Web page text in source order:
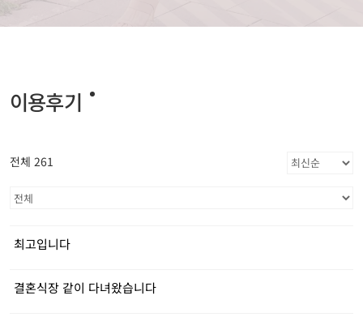
이용후기
전체 261
최고입니다
결혼식장 같이 다녀왔습니다